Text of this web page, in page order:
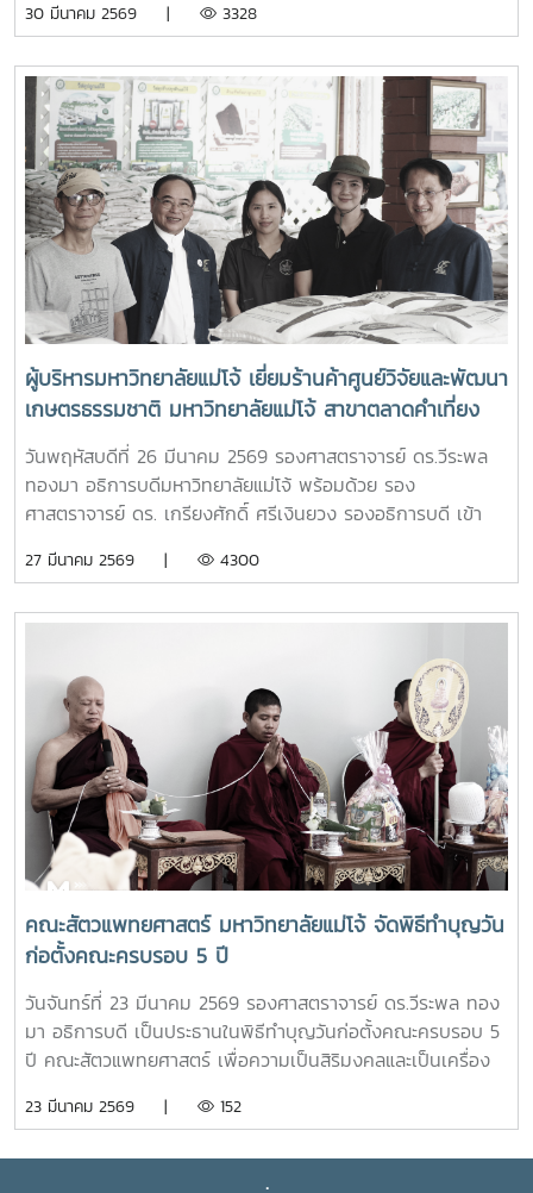
(เชียงใหม่) เพื่อใช้สนับสนุนการปฏิบัติงานของเจ้าหน้าที่ที่ปฏิบัติ
หน้าที่และอาสาสมัครผู้ปฏิบัติงานดับไฟป่าในพื้นที่ในพื้นที่อำเภอ
สันทราย จังหวัดเชียงใหม่
30 มีนาคม 2569 | 3328
ผู้บริหารมหาวิทยาลัยแม่โจ้ เยี่ยมร้านค้าศูนย์วิจัยและพัฒนา
เกษตรธรรมชาติ มหาวิทยาลัยแม่โจ้ สาขาตลาดคำเที่ยง
เพื่อเป็นแหล่งรวมสินค้าออร์แกนิก และ ผลิตภัณฑ์สินค้า
เกษตรอินทรีย์
วันพฤหัสบดีที่ 26 มีนาคม 2569 รองศาสตราจารย์ ดร.วีระพล
ทองมา อธิการบดีมหาวิทยาลัยแม่โจ้ พร้อมด้วย รอง
ศาสตราจารย์ ดร. เกรียงศักดิ์ ศรีเงินยวง รองอธิการบดี เข้า
พัฒนาเกษตรธรรมชาติ มหาวิทยาลัยแม่โจ้ สาขาตลาดคำเที่ยง
และ ผลิตภัณฑ์สินค้าเกษตรอินทรีย์ ที่ผลิตโดยศูนย์วิจัยและ
พัฒนาเกษตรธรรมชาติ มหาวิทยาลัยแม่โจ้ และเป็นการอำนวย
ความสะดวกให้กับผู้ที่ต้องการซื้อสินค้าเกษตรอินทรีย์ของ
ศูนย์วิจัยและพัฒนาเกษตรธรรมชาติ มหาวิทยาลัยแม่โจ้ ให้
สามารถหาซื้อสินค้าได้งานขึ้นเปิดให้บริการทุกวัน ตั้งแต่เวลา
08.00 - 17.00 น.สอบถามรายละเอียดเพิ่มเติม โทร. 084-
4888305แผนที่ :
https://maps.app.goo.gl/JDtHViw1tcQPDB9S9
27 มีนาคม 2569 | 4300
คณะสัตวแพทยศาสตร์ มหาวิทยาลัยแม่โจ้ จัดพิธีทำบุญวัน
ก่อตั้งคณะครบรอบ 5 ปี
วันจันทร์ที่ 23 มีนาคม 2569 รองศาสตราจารย์ ดร.วีระพล ทอง
มา อธิการบดี เป็นประธานในพิธีทำบุญวันก่อตั้งคณะครบรอบ 5
ปี คณะสัตวแพทยศาสตร์ เพื่อความเป็นสิริมงคลและเป็นเครื่อง
โอกาสนี้ได้รับเกียรติจาก ผู้บริหารมหาวิทยาลัย ผู้บริหารคณะสัตว
23 มีนาคม 2569 | 152
.